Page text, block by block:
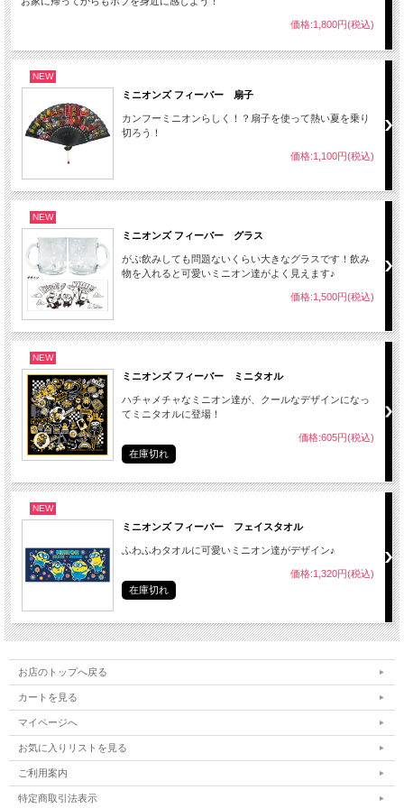
価格:1,800円(税込)
NEW
ミニオンズ フィーバー 扇子
カンフーミニオンらしく！？扇子を使って熱い夏を乗り
切ろう！
価格:1,100円(税込)
NEW
ミニオンズ フィーバー グラス
がぶ飲みしても問題ないくらい大きなグラスです！飲み
物を入れると可愛いミニオン達がよく見えます♪
価格:1,500円(税込)
NEW
ミニオンズ フィーバー ミニタオル
ハチャメチャなミニオン達が、クールなデザインになっ
てミニタオルに登場！
価格:605円(税込)
在庫切れ
NEW
ミニオンズ フィーバー フェイスタオル
ふわふわタオルに可愛いミニオン達がデザイン♪
価格:1,320円(税込)
在庫切れ
お店のトップへ戻る
カートを見る
マイページへ
お気に入りリストを見る
ご利用案内
特定商取引法表示